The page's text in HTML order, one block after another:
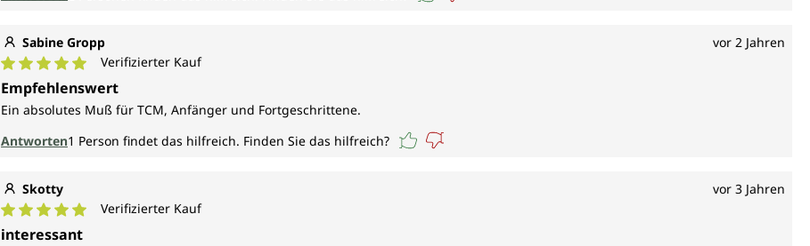
Von Dr. Li sind u. a. die Bücher "Heiltees für Körper,
Geist und Seele" (zusammen mit Jürgen Klitzner),
"Das Buch der Chinesischen Heilkunst" und "TCM für
jeden Tag" erschienen.
Sabine Gropp vor 2 Jahren
Durchschnittliche Bewertung von 5 von 5 Sternen
Verifizierter Kauf
Empfehlenswert
Ein absolutes Muß für TCM, Anfänger und Fortgeschrittene.
Antworten1 Person findet das hilfreich. Finden Sie das hilfreich?
Skotty vor 3 Jahren
Durchschnittliche Bewertung von 5 von 5 Sternen
Verifizierter Kauf
interessant